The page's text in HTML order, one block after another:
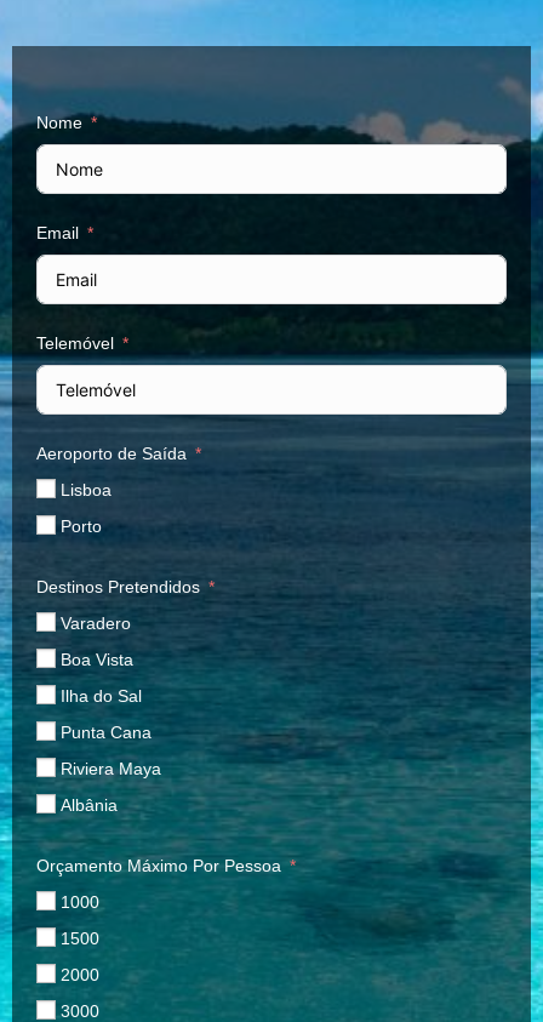
Nome
Email
Telemóvel
Aeroporto de Saída
Lisboa
Porto
Destinos Pretendidos
Varadero
Boa Vista
Ilha do Sal
Punta Cana
Riviera Maya
Albânia
Orçamento Máximo Por Pessoa
1000
1500
2000
3000